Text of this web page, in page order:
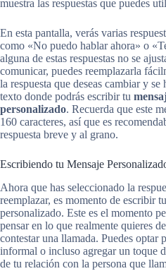
muestra las respuestas que puedes
En esta pantalla, verás varias
como «No puedo hablar ahora» o
alguna de estas respuestas no se
comunicar, puedes reemplazarla
la respuesta que deseas cambiar y
texto donde podrás escribir tu
personalizado. Recuerda que este
160 caracteres, así que es
respuesta breve y al grano.
Escribiendo tu Mensaje
Ahora que has seleccionado la
reemplazar, es momento de escribir
personalizado. Este es el momento
pensar en lo que realmente quieres
contestar una llamada. Puedes optar
informal o incluso agregar un toque
de tu relación con la persona que